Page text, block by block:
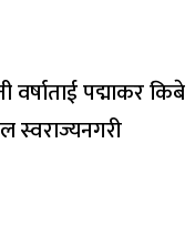
वर्षाताई पद्माकर किबे
स्वराज्यनगरी